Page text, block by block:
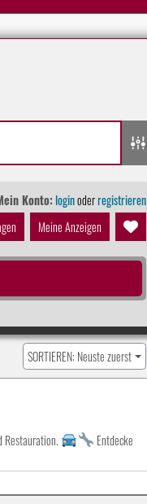
Konto: loginoderregistrieren
Meine Anzeigen
SORTIEREN: Neuste zuerst
Restauration.
Entdecke